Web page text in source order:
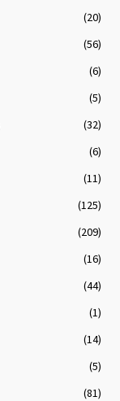
(20)
(56)
(6)
(5)
(32)
(6)
(11)
(125)
(209)
(16)
(44)
(1)
(14)
(5)
(81)